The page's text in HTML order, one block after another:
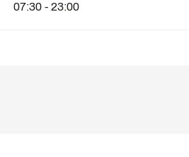
07:30 - 23:00